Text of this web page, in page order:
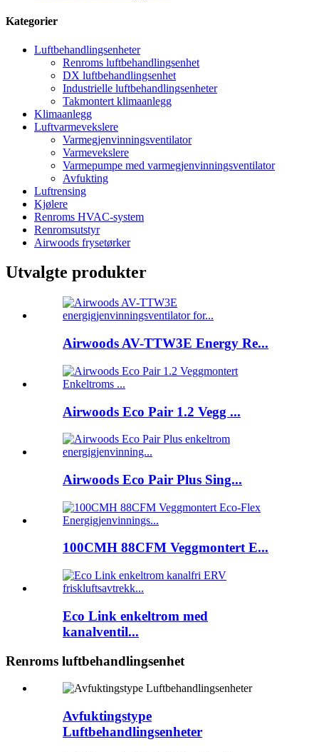
Kategorier
Luftbehandlingsenheter
Renroms luftbehandlingsenhet
DX luftbehandlingsenhet
Industrielle luftbehandlingsenheter
Takmontert klimaanlegg
Klimaanlegg
Luftvarmevekslere
Varmegjenvinningsventilator
Varmevekslere
Varmepumpe med varmegjenvinningsventilator
Avfukting
Luftrensing
Kjølere
Renroms HVAC-system
Renromsutstyr
Airwoods frysetørker
Utvalgte produkter
Airwoods AV-TTW3E Energy Re...
Airwoods Eco Pair 1.2 Vegg ...
Airwoods Eco Pair Plus Sing...
100CMH 88CFM Veggmontert E...
Eco Link enkeltrom med
kanalventil...
Renroms luftbehandlingsenhet
Avfuktingstype
Luftbehandlingsenheter